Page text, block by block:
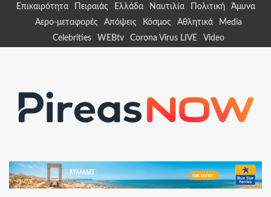
Επικαιρότητα Πειραιάς Ελλάδα Ναυτιλία Πολιτική
Άμυνα
Αερο-μεταφορές
Απόψεις Κόσμος Αθλητικά
Media
Celebrities
WEBtv Corona Virus LIVE Video